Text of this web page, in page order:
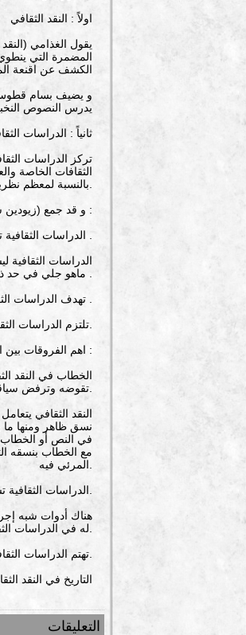
اولاً : النقد الثقافي
المضمرة التي
الكشف عن اقنعة
يدرس النصوص
ثانياً : الدراسات
تركز الدراسات
الثقافات الخاصة
و قد جمع (زيودين ساردار و فان بولن ) خصائص الدراسات الثقافية (اقدم لك الدراسات الثقافية13) بأربعة محاور :
اهم الفروقات بين الدراسات الثقافية و النقد الثقافي ( دليل مصطلحات الدراسات الثقافية و النقد الثقافي 194) :
نسق ظاهر ومنها ما
في النص أو الخطاب
مع الخطاب بنسقه
-التاريخ في النقد
التعليقات